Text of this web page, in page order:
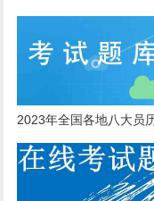
2023年全国各地八大员